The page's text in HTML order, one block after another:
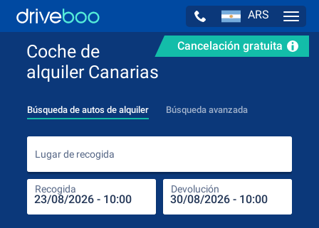
ARS
Cancelación gratuita
Coche de
alquiler Canarias
Búsqueda de autos de alquiler Búsqueda avanzada
Lugar de recogida
Recogida Devolución